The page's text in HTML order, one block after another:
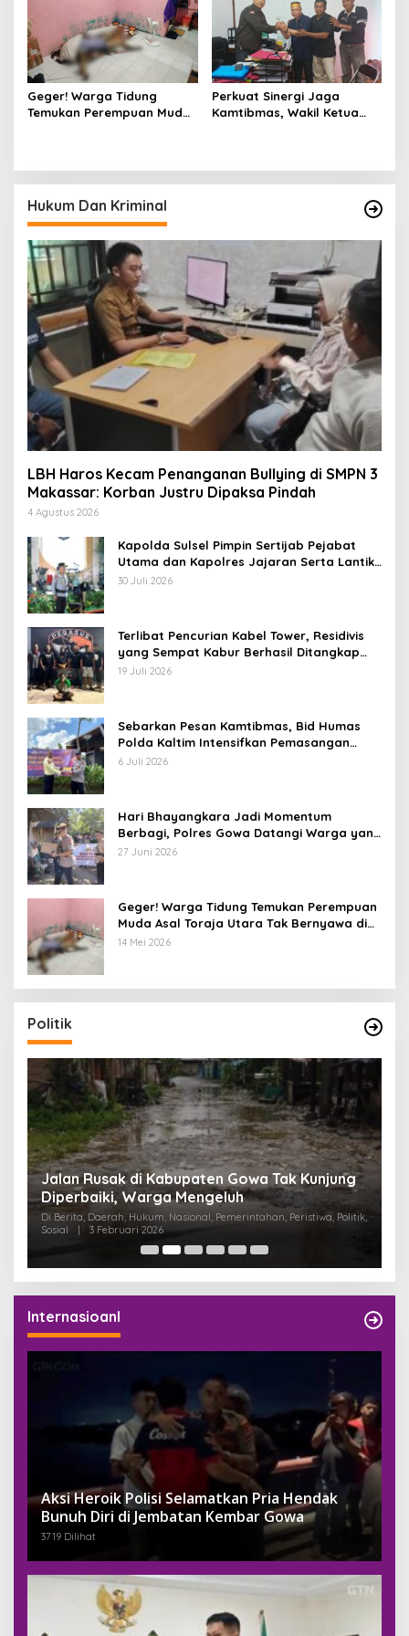
Geger! Warga Tidung
Temukan Perempuan Muda
Perkuat Sinergi Jaga
Kamtibmas, Wakil Ketua
Hukum Dan Kriminal
LBH Haros Kecam Penanganan Bullying di SMPN 3
Makassar: Korban Justru Dipaksa Pindah
4 Agustus 2026
Kapolda Sulsel Pimpin Sertijab Pejabat
Utama dan Kapolres Jajaran Serta Lantik
Karolog dan Kapolresta Gowa
30 Juli 2026
Terlibat Pencurian Kabel Tower, Residivis
yang Sempat Kabur Berhasil Ditangkap
Tim Gabungan di Jeneponto
19 Juli 2026
Sebarkan Pesan Kamtibmas, Bid Humas
Polda Kaltim Intensifkan Pemasangan
Spanduk serta Pembagian Stiker
6 Juli 2026
Hari Bhayangkara Jadi Momentum
Berbagi, Polres Gowa Datangi Warga yang
Membutuhkan
27 Juni 2026
Geger! Warga Tidung Temukan Perempuan
Muda Asal Toraja Utara Tak Bernyawa di
Kamar Kos
14 Mei 2026
Politik
Jalan Rusak di Kabupaten Gowa Tak Kunjung
Diperbaiki, Warga Mengeluh
Di Berita, Daerah, Hukum, Nasional, Pemerintahan, Peristiwa, Politik,
Sosial
| 3 Februari 2026
Internasioanl
Aksi Heroik Polisi Selamatkan Pria Hendak
Bunuh Diri di Jembatan Kembar Gowa
3719 Dilihat